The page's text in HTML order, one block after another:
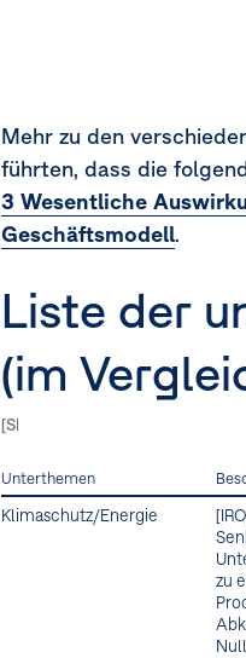
Mehr zu den
führten, dass die
3 Wesentliche
Geschäftsmodell.
Liste der
(im
[SBM-3.48a] [SBM-3.48g] [SBM-
Unterthemen
Klimaschutz/Energie
zu